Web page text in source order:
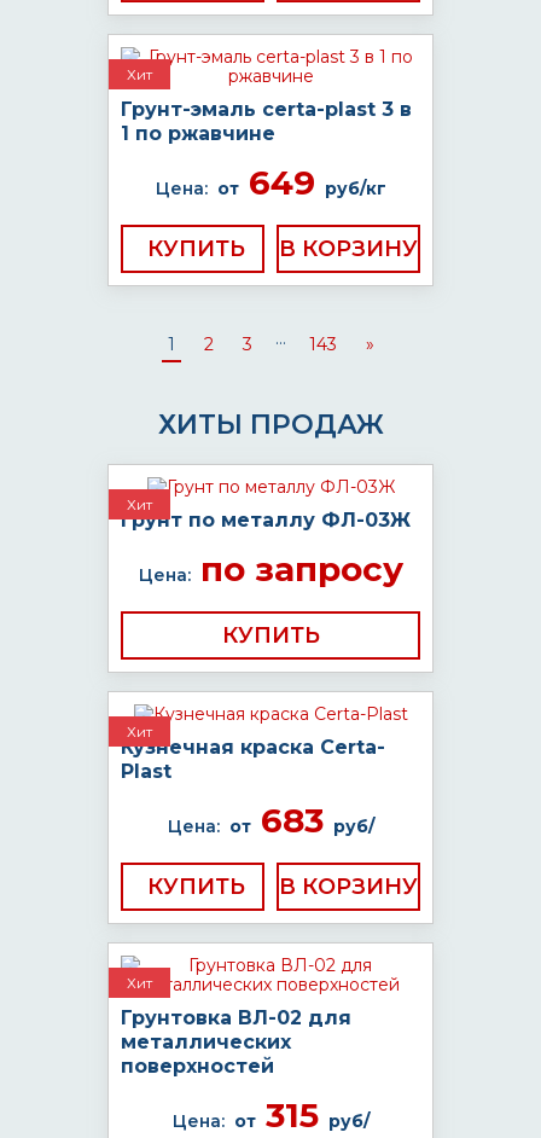
Хит
Грунт-эмаль certa-plast 3 в
1 по ржавчине
Цена: от649 руб/кг
КУПИТЬ
1 2 3 ... 143 »
ХИТЫ ПРОДАЖ
Хит
Грунт по металлу ФЛ-03Ж
Цена:по запросу
КУПИТЬ
Хит
Кузнечная краска Certa-
Plast
Цена: от683 руб/
КУПИТЬ
Хит
Грунтовка ВЛ-02 для
металлических
поверхностей
Цена: от315 руб/